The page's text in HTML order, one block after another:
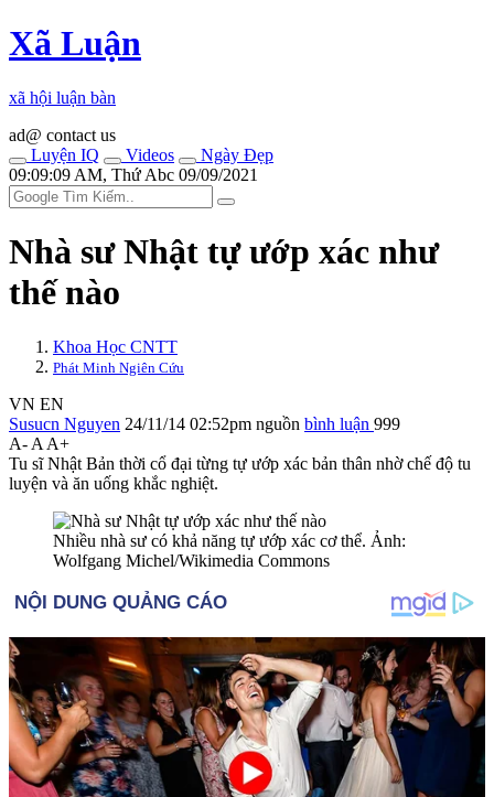
Xã Luận
xã hội luận bàn
ad@ contact us
Luyện IQ
Videos
Ngày Đẹp
09:09:09 AM, Thứ Abc 09/09/2021
Nhà sư Nhật tự ướp xác như
thế nào
Khoa Học CNTT
Phát Minh Ngiên Cứu
VN EN
Susucn Nguyen 24/11/14 02:52pm nguồn bình luận 999
A- A A+
Tu sĩ Nhật Bản thời cổ đại từng tự ướp xác bản thân nhờ chế độ tu
luyện và ăn uống khắc nghiệt.
Nhiều nhà sư có khả năng tự ướp xác c‌ơ th‌ể. Ảnh:
Wolfgang Michel/Wikimedia Commons